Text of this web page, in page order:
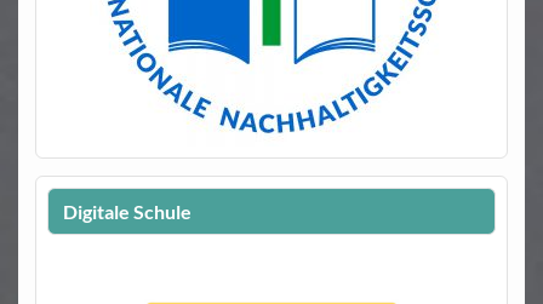
Digitale Schule